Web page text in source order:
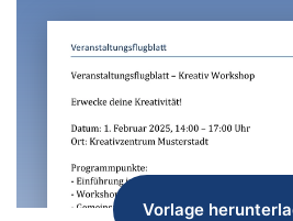
Vorlage